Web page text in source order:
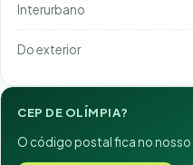
Interurbano
Do exterior
CEP DE OLÍMPIA?
O código postal fica no nosso